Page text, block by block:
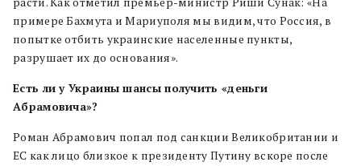
примере Бахмута и Мариуполя мы видим, что Россия, в
попытке отбить украинские населенные пункты,
разрушает их до основания».
Есть ли у Украины шансы получить «деньги
Абрамовича»?
Роман Абрамович попал под санкции Великобритании и
ЕС как лицо близкое к президенту Путину вскоре после